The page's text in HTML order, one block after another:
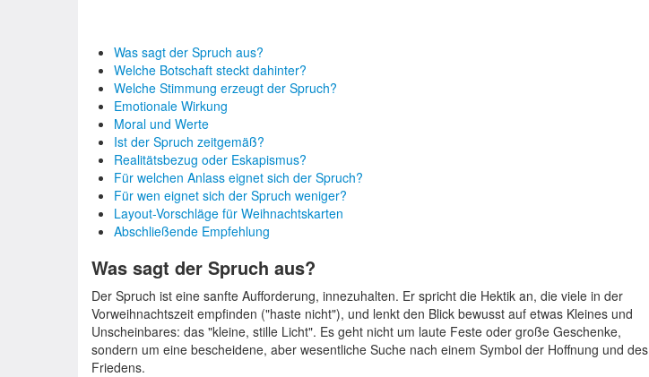
Was sagt der Spruch aus?
Welche Botschaft steckt dahinter?
Welche Stimmung erzeugt der Spruch?
Emotionale Wirkung
Moral und Werte
Ist der Spruch zeitgemäß?
Realitätsbezug oder Eskapismus?
Für welchen Anlass eignet sich der Spruch?
Für wen eignet sich der Spruch weniger?
Layout-Vorschläge für Weihnachtskarten
Abschließende Empfehlung
Was sagt der Spruch aus?
Der Spruch ist eine sanfte Aufforderung, innezuhalten. Er spricht die Hektik an, die viele in der
Vorweihnachtszeit empfinden ("haste nicht"), und lenkt den Blick bewusst auf etwas Kleines und
Unscheinbares: das "kleine, stille Licht". Es geht nicht um laute Feste oder große Geschenke,
sondern um eine bescheidene, aber wesentliche Suche nach einem Symbol der Hoffnung und des
Friedens.